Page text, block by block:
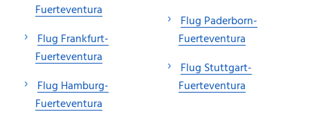
Fuerteventura
Flug Frankfurt-
Fuerteventura
Flug Hamburg-
Fuerteventura
Flug Paderborn-
Fuerteventura
Flug Stuttgart-
Fuerteventura